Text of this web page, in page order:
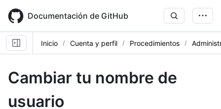
main
content
Documentación de GitHub
Inicio Cuenta y perfil Procedimientos
Cambiar tu nombre de
usuario